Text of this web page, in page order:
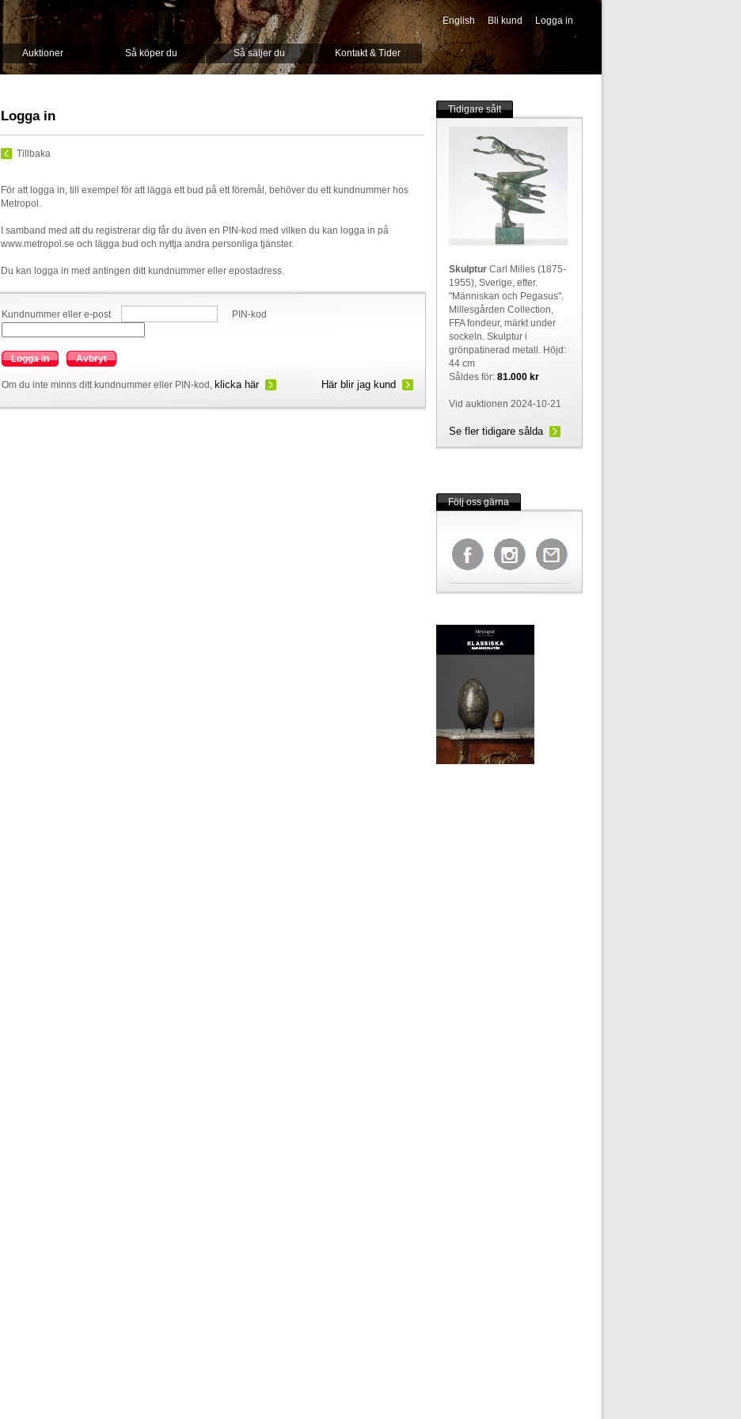
Auktioner Så köper du Så säljer du Kontakt & Tider
English Bli kund Logga in
-->
Logga in
Tillbaka
För att logga in, till exempel för att lägga ett bud på ett föremål, behöver du ett kundnummer hos
Metropol.
I samband med att du registrerar dig får du även en PIN-kod med vilken du kan logga in på
www.metropol.se och lägga bud och nyttja andra personliga tjänster.
Du kan logga in med antingen ditt kundnummer eller epostadress.
Kundnummer eller e-post PIN-kod
Logga in Avbryt
Om du inte minns ditt kundnummer eller PIN-kod, klicka här Här blir jag kund
Tidigare sålt
SkulpturCarl Milles (1875-
1955), Sverige, efter.
"Människan och Pegasus".
Millesgården Collection,
FFA fondeur, märkt under
sockeln. Skulptur i
grönpatinerad metall. Höjd:
44 cm
Såldes för: 81.000 kr
Vid auktionen 2024-10-21
Se fler tidigare sålda
Följ oss gärna